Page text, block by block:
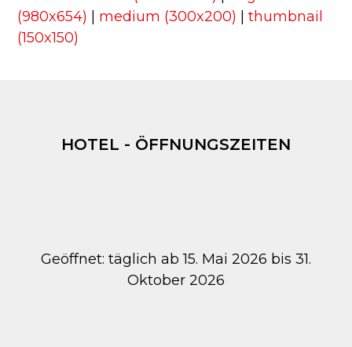
(980x654)
medium (300x200) |thumbnail
(150x150)
HOTEL - ÖFFNUNGSZEITEN
Geöffnet: täglich ab 15. Mai 2026 bis 31.
Oktober 2026